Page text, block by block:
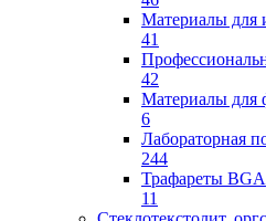
Материалы для
41
42
Материалы для
6
Лабораторная
244
Трафареты BGA
11